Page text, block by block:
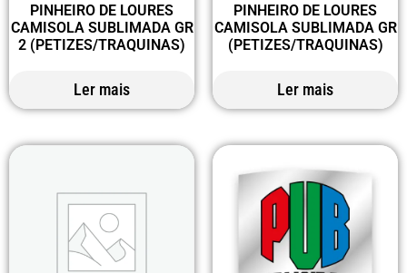
PINHEIRO DE LOURES
CAMISOLA SUBLIMADA GR
2 (PETIZES/TRAQUINAS)
Ler mais
PINHEIRO DE LOURES
CAMISOLA SUBLIMADA GR
(PETIZES/TRAQUINAS)
Ler mais